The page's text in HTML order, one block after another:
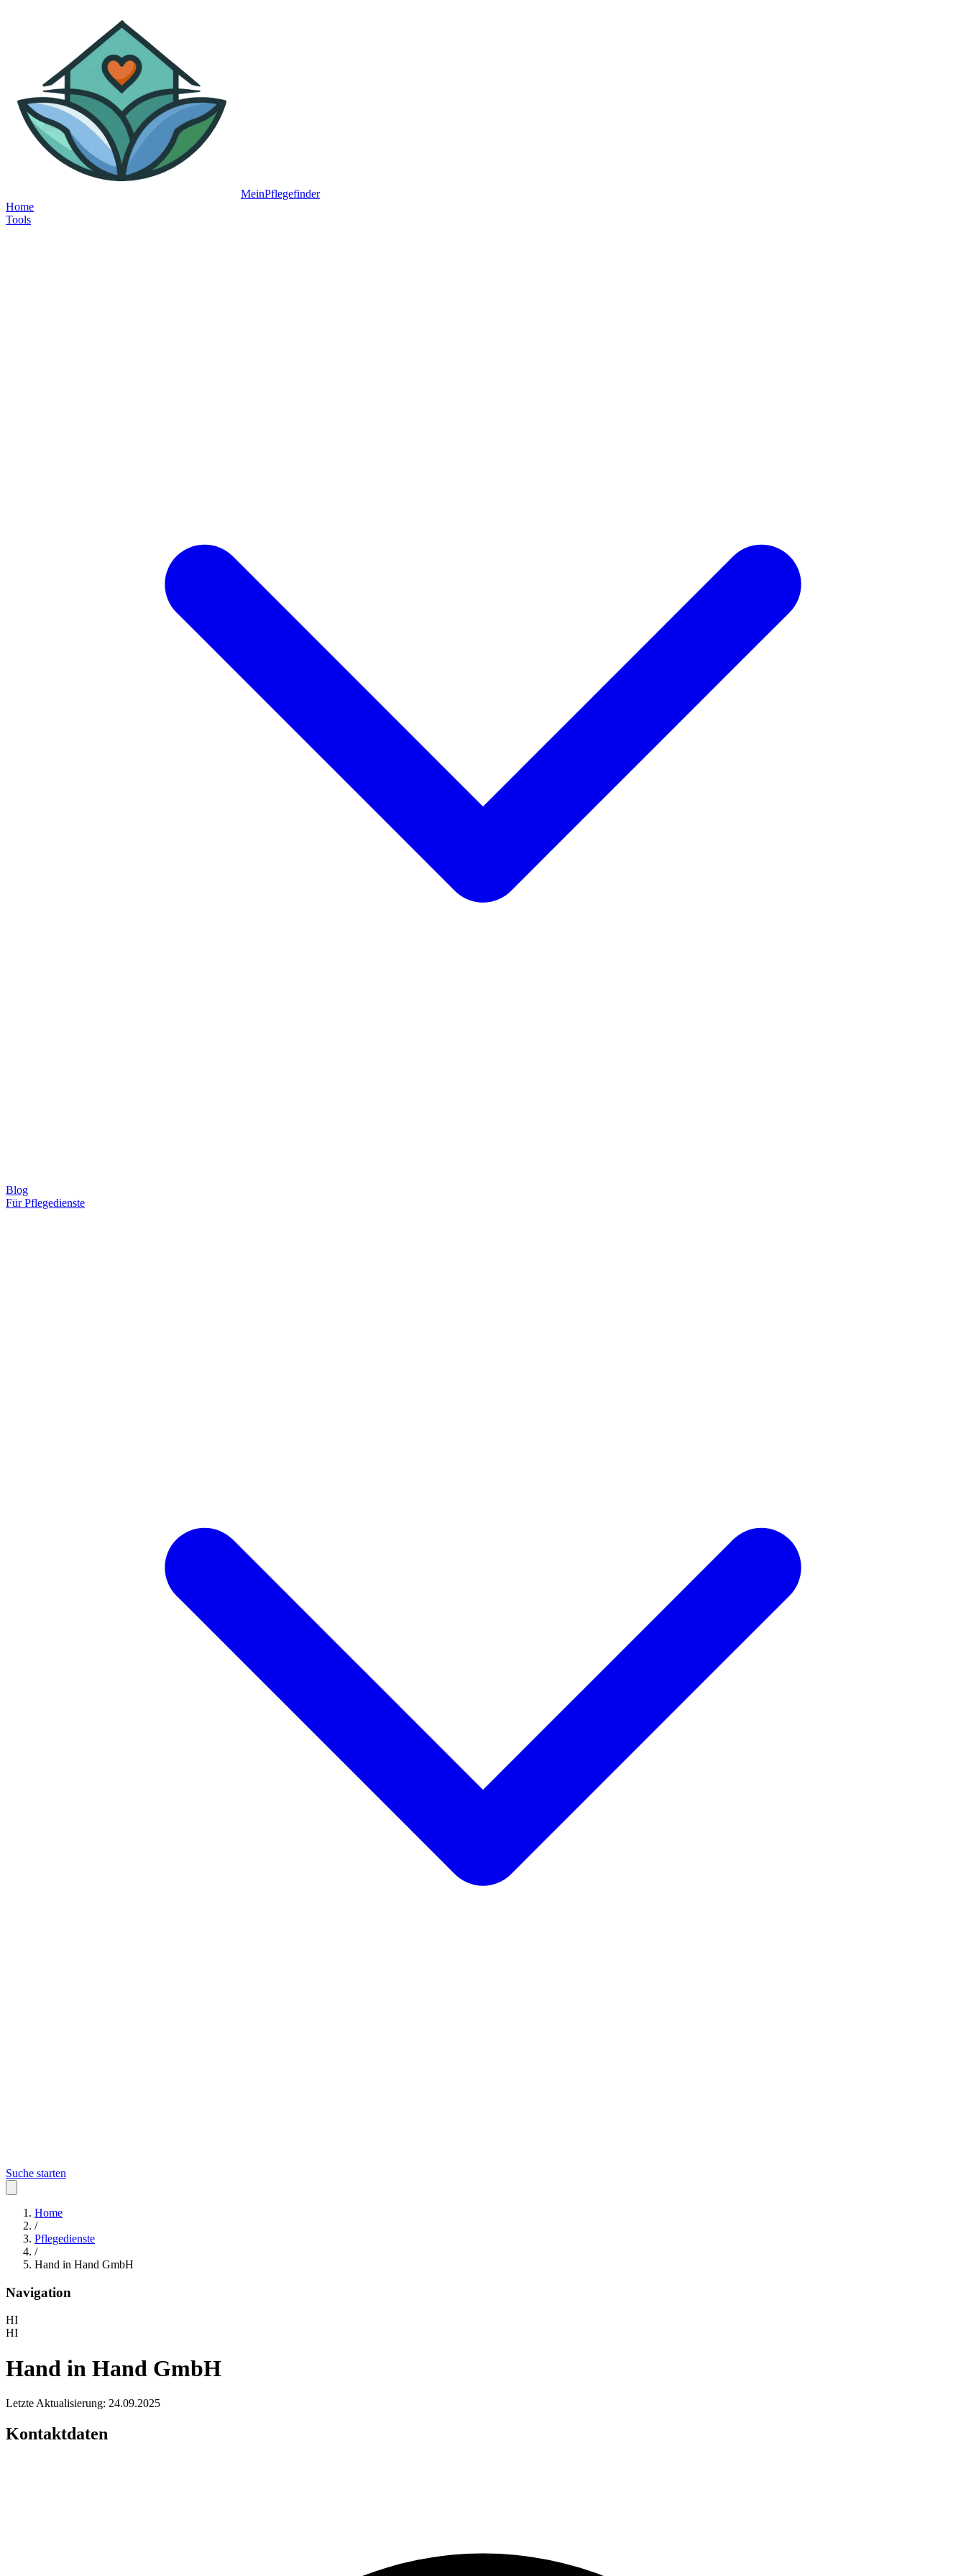
MeinPflegefinder
Home
Tools
Blog
Für Pflegedienste
Suche starten
Home
/
Pflegedienste
/
Hand in Hand GmbH
Navigation
HI
HI
Hand in Hand GmbH
Letzte Aktualisierung: 24.09.2025
Kontaktdaten